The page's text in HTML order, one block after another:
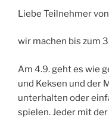
Liebe Teilnehmer
wir machen bis zum
Am 4.9. geht es wie
und Keksen und der
unterhalten oder
spielen. Jeder mit